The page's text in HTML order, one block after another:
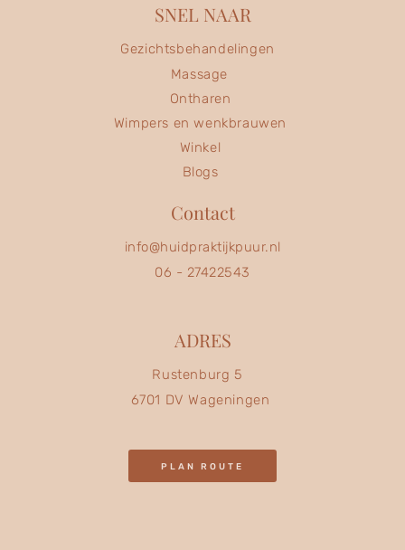
SNEL NAAR
Gezichtsbehandelingen
Massage
Ontharen
Wimpers en wenkbrauwen
Winkel
Blogs
Contact
info@huidpraktijkpuur.nl
06 - 27422543
ADRES
Rustenburg 5
6701 DV Wageningen
PLAN ROUTE